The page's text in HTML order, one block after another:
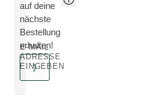
auf deine
nächste
Bestellung
erhalten!
E-MAIL
ADRESSE
EINGEBEN